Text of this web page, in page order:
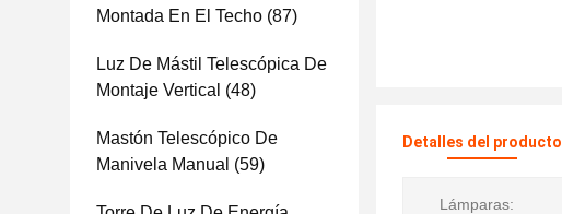
Montada En El Techo (87)
Luz De Mástil Telescópica De
Montaje Vertical (48)
Mastón Telescópico De
Manivela Manual (59)
Detalles del producto
Lámparas: